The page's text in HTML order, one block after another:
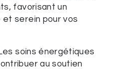
favorisant un
serein pour vos
soins énergétiques
au soutien